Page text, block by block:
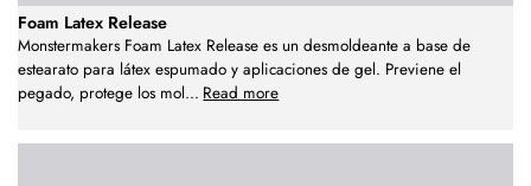
Foam Latex Release
Monstermakers Foam Latex Release es un desmoldeante a base de
estearato para látex espumado y aplicaciones de gel. Previene el
pegado, protege los mol... Read more